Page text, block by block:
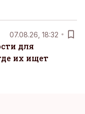
07.08.26, 18:32
для
их ищет